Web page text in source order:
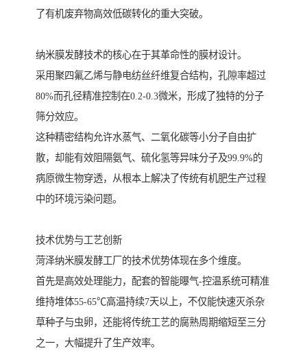
了有机废弃物高效低碳转化的重大突破。
纳米膜发酵技术的核心在于其革命性的膜材设计。
采用聚四氟乙烯与静电纺丝纤维复合结构，孔隙率超过
80%而孔径精准控制在0.2-0.3微米，形成了独特的分子
筛分效应。
这种精密结构允许水蒸气、二氧化碳等小分子自由扩
散，却能有效阻隔氨气、硫化氢等异味分子及99.9%的
病原微生物穿透，从根本上解决了传统有机肥生产过程
中的环境污染问题。
技术优势与工艺创新
菏泽纳米膜发酵工厂的技术优势体现在多个维度。
首先是高效处理能力，配套的智能曝气-控温系统可精准
维持堆体55-65℃高温持续7天以上，不仅能快速灭杀杂
草种子与虫卵，还能将传统工艺的腐熟周期缩短至三分
之一，大幅提升了生产效率。